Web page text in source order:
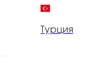
Турция